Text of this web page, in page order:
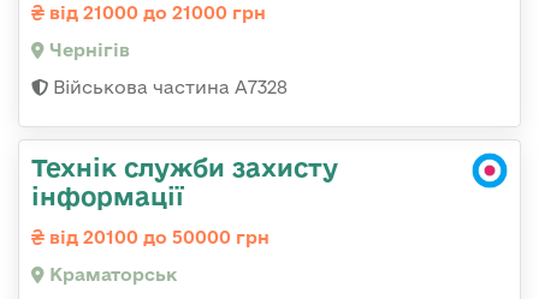
від 21000 до 21000 грн
Чернігів
Військова частина А7328
Технік служби захисту
інформації
від 20100 до 50000 грн
Краматорськ